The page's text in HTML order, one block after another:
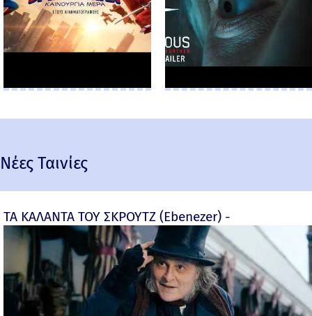
Νέες Ταινίες
ΤΑ ΚΑΛΑΝΤΑ ΤΟΥ ΣΚΡΟΥΤΖ (Ebenezer) -